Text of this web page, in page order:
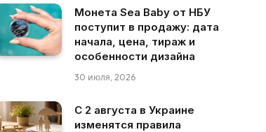
Монета Sea Baby от НБУ
поступит в продажу: дата
начала, цена, тираж и
особенности дизайна
30 июля, 2026
С 2 августа в Украине
изменятся правила